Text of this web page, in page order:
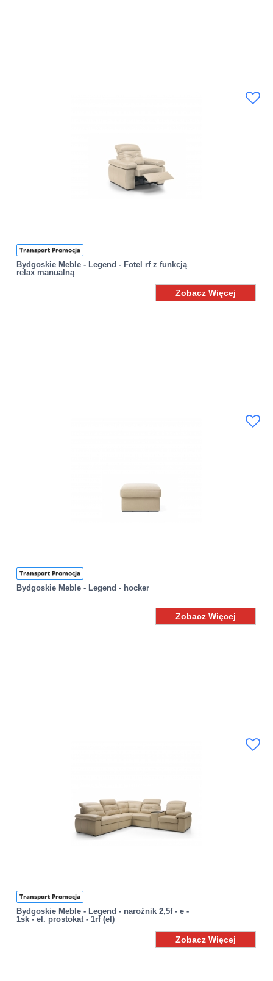
Transport Promocja
Bydgoskie Meble - Legend - Fotel rf z funkcją
relax manualną
Zobacz Więcej
Transport Promocja
Bydgoskie Meble - Legend - hocker
Zobacz Więcej
Transport Promocja
Bydgoskie Meble - Legend - narożnik 2,5f - e -
1sk - el. prostokat - 1rf (el)
Zobacz Więcej